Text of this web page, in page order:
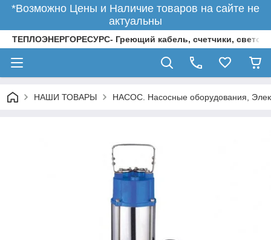
*Возможно Цены и Наличие товаров на сайте не
актуальны
ТЕПЛОЭНЕРГОРЕСУРС- Греющий кабель, счетчики,
НАШИ ТОВАРЫ НАСОС. Насосные оборудования,